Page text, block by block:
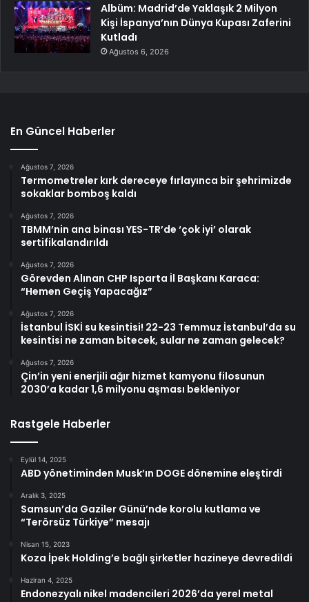
Albüm: Madrid’de Yaklaşık 2 Milyon
Kişi İspanya’nın Dünya Kupası Zaferini
Kutladı
Ağustos 6, 2026
En Güncel Haberler
Ağustos 7, 2026
Termometreler kırk dereceye fırlayınca bir şehrimizde
sokaklar bomboş kaldı
Ağustos 7, 2026
TBMM’nin ana binası YES-TR’de ‘çok iyi’ olarak
sertifikalandırıldı
Ağustos 7, 2026
Görevden Alınan CHP Isparta İl Başkanı Karaca:
“Hemen Geçiş Yapacağız”
Ağustos 7, 2026
İstanbul İSKİ su kesintisi! 22-23 Temmuz İstanbul’da su
kesintisi ne zaman bitecek, sular ne zaman gelecek?
Ağustos 7, 2026
Çin’in yeni enerjili ağır hizmet kamyonu filosunun
2030’a kadar 1,6 milyonu aşması bekleniyor
Rastgele Haberler
Eylül 14, 2025
ABD yönetiminden Musk’ın DOGE dönemine eleştirdi
Aralık 3, 2025
Samsun’da Gaziler Günü’nde korolu kutlama ve
“Terörsüz Türkiye” mesajı
Nisan 15, 2023
Koza İpek Holding’e bağlı şirketler hazineye devredildi
Haziran 4, 2025
Endonezyalı nikel madencileri 2026’da yerel metal